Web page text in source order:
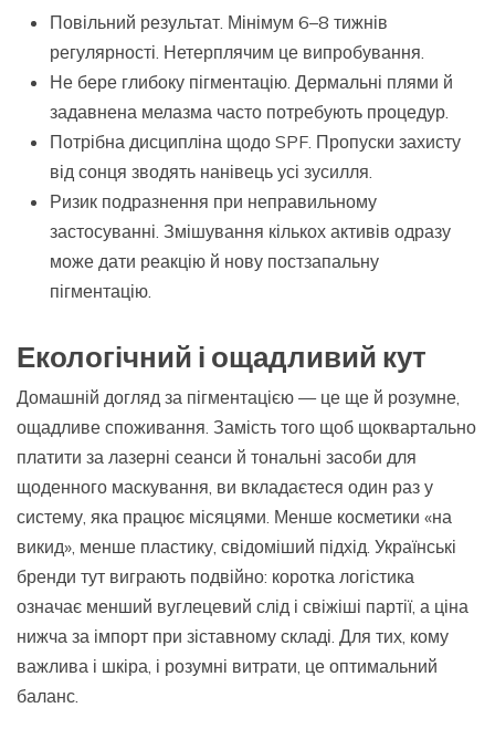
Повільний результат. Мінімум 6–8 тижнів
регулярності. Нетерплячим це випробування.
Не бере глибоку пігментацію. Дермальні плями й
задавнена мелазма часто потребують процедур.
Потрібна дисципліна щодо SPF. Пропуски захисту
від сонця зводять нанівець усі зусилля.
Ризик подразнення при неправильному
застосуванні. Змішування кількох активів одразу
може дати реакцію й нову постзапальну
пігментацію.
Екологічний і ощадливий кут
Домашній догляд за пігментацією — це ще й розумне,
ощадливе споживання. Замість того щоб щоквартально
платити за лазерні сеанси й тональні засоби для
щоденного маскування, ви вкладаєтеся один раз у
систему, яка працює місяцями. Менше косметики «на
викид», менше пластику, свідоміший підхід. Українські
бренди тут виграють подвійно: коротка логістика
означає менший вуглецевий слід і свіжіші партії, а ціна
нижча за імпорт при зіставному складі. Для тих, кому
важлива і шкіра, і розумні витрати, це оптимальний
баланс.